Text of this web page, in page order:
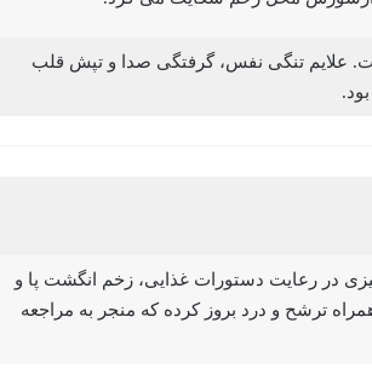
علایم تنگی نفس، گرفتگی صدا و تپش قلب
در رعایت دستورات غذایی، زخم انگشت پا و
ترشح و درد بروز کرده که منجر به مراجعه